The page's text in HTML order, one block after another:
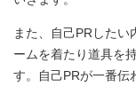
また、自己PRした
ームを着たり道具を
す。自己PRが一番伝